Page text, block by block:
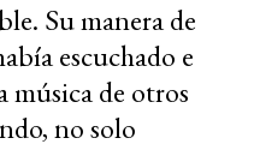
Su manera de
escuchado e
de otros
no solo